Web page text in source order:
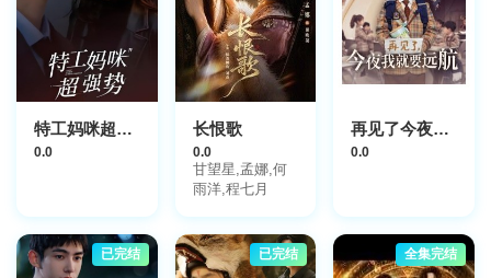
特工妈咪超强势2025
0.0
长恨歌
0.0
甘望星,孟娜,何
雨洋,程七月
再见了今夜我就要远航
0.0
已完结 已完结 全集完结